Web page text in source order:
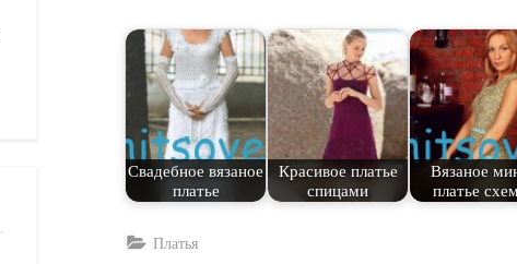
Свадебное вязаное
платье
Красивое платье
спицами
Вязаное
платье
Платья